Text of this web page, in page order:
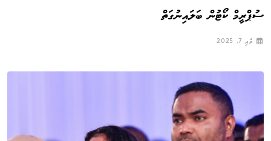
ސުޕްރީމް ކޯޓުން ބަލައިނުގަތް
މެއި 7, 2025